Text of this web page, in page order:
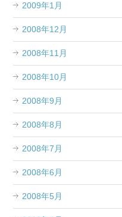
2009年1月
2008年12月
2008年11月
2008年10月
2008年9月
2008年8月
2008年7月
2008年6月
2008年5月